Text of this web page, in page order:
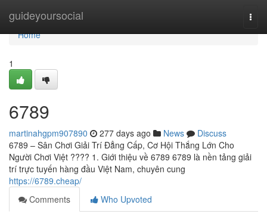
guideyoursocial
Home
Home
1
6789
martinahgpm907890 277 days ago News
Discuss
6789 – Sân Chơi Giải Trí Đẳng Cấp, Cơ Hội Thắng Lớn Cho
Người Chơi Việt ???? 1. Giới thiệu về 6789 6789 là nền tảng giải
trí trực tuyến hàng đầu Việt Nam, chuyên cung
https://6789.cheap/
Comments
Who Upvoted